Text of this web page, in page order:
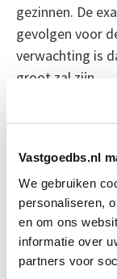
Vastgoedbs.nl
We gebruiken
personaliseren,
en om ons
informatie over
partners voor
gezinnen. De
gevolgen voor
verwachting is
groot zal zijn.
Bron: cobouw.nl
Boeiend
in deze